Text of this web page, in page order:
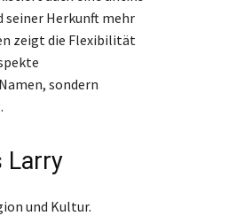
seiner Herkunft mehr
zeigt die Flexibilität
sondern
Larry
und Kultur.